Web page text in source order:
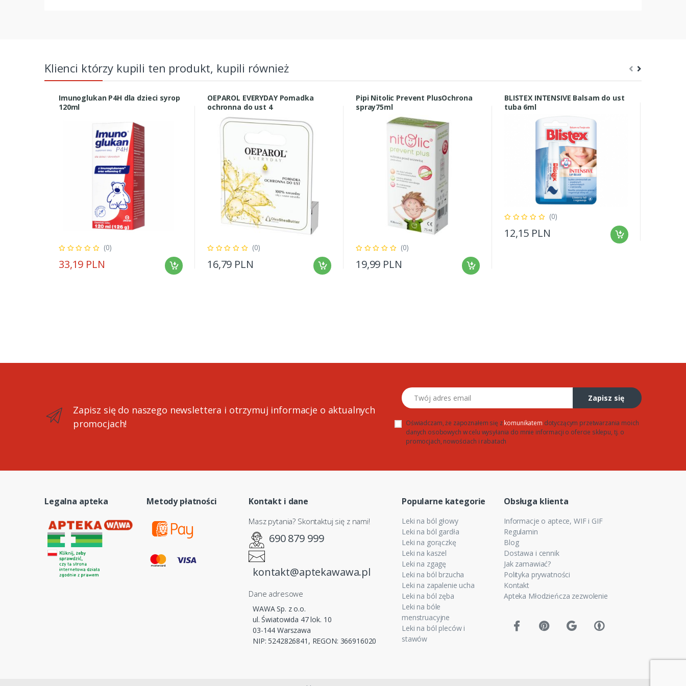
Klienci którzy kupili ten produkt, kupili również
Imunoglukan P4H dla dzieci syrop
120ml
(0)
33,19 PLN
OEPAROL EVERYDAY Pomadka
ochronna do ust 4
(0)
16,79 PLN
Pipi Nitolic Prevent PlusOchrona
spray75ml
(0)
19,99 PLN
BLISTEX INTENSIVE Balsam do ust
tuba 6ml
(0)
12,15 PLN
Zapisz się do naszego newslettera i otrzymuj informacje o aktualnych
promocjach!
Twój adres email
Zapisz się
Oświadczam, że zapoznałem się zkomunikatem dotyczącym przetwarzania moich
danych osobowych w celu wysyłania do mnie informacji o ofercie sklepu, tj. o
promocjach, nowościach i rabatach
Legalna apteka Metody płatności Kontakt i dane
Masz pytania? Skontaktuj się z nami!
690 879 999
kontakt@aptekawawa.pl
Dane adresowe
WAWA Sp. z o.o.
ul. Światowida 47 lok. 10
03-144 Warszawa
NIP: 5242826841, REGON: 366916020
Popularne kategorie
Leki na ból głowy
Leki na ból gardła
Leki na gorączkę
Leki na kaszel
Leki na zgagę
Leki na ból brzucha
Leki na zapalenie ucha
Leki na ból zęba
Leki na bóle
menstruacyjne
Leki na ból pleców i
stawów
Obsługa klienta
Informacje o aptece, WIF i GIF
Regulamin
Blog
Dostawa i cennik
Jak zamawiać?
Polityka prywatności
Kontakt
Apteka Młodzieńcza zezwolenie